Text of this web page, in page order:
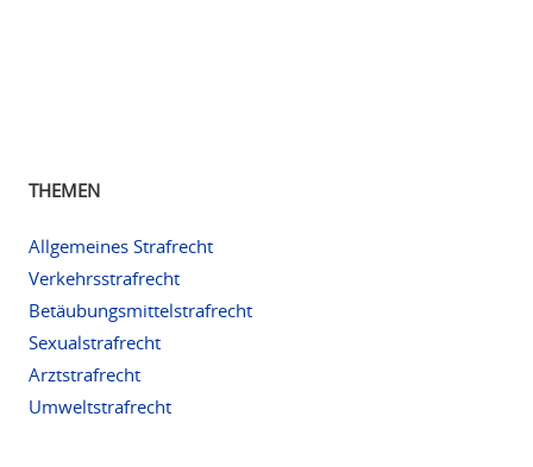
THEMEN
Allgemeines Strafrecht
Verkehrsstrafrecht
Betäubungsmittelstrafrecht
Sexualstrafrecht
Arztstrafrecht
Umweltstrafrecht